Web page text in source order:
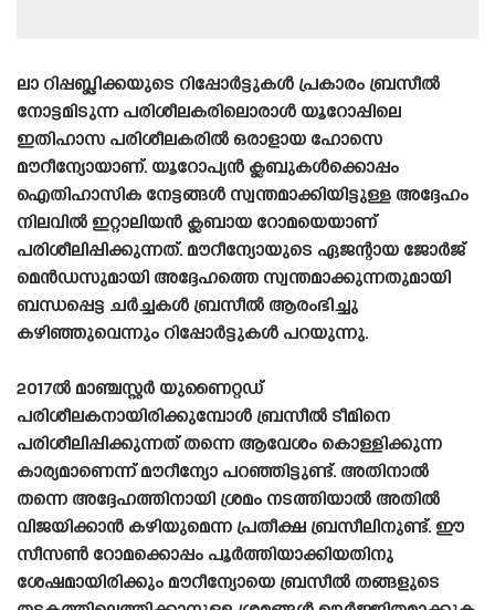
ലാ റിപ്പബ്ലിക്കയുടെ റിപ്പോർട്ടുകൾ പ്രകാരം ബ്രസീൽ
നോട്ടമിടുന്ന പരിശീലകരിലൊരാൾ യൂറോപ്പിലെ
ഇതിഹാസ പരിശീലകരിൽ ഒരാളായ ഹോസെ
മൗറീന്യോയാണ്. യൂറോപ്യൻ ക്ലബുകൾക്കൊപ്പം
ഐതിഹാസിക നേട്ടങ്ങൾ സ്വന്തമാക്കിയിട്ടുള്ള അദ്ദേഹം
നിലവിൽ ഇറ്റാലിയൻ ക്ലബായ റോമയെയാണ്
പരിശീലിപ്പിക്കുന്നത്. മൗറീന്യോയുടെ ഏജന്റായ ജോർജ്‌
മെൻഡസുമായി അദ്ദേഹത്തെ സ്വന്തമാക്കുന്നതുമായി
ബന്ധപ്പെട്ട ചർച്ചകൾ ബ്രസീൽ ആരംഭിച്ചു
കഴിഞ്ഞുവെന്നും റിപ്പോർട്ടുകൾ പറയുന്നു.
2017ൽ മാഞ്ചസ്റ്റർ യുണൈറ്റഡ്
പരിശീലകനായിരിക്കുമ്പോൾ ബ്രസീൽ ടീമിനെ
പരിശീലിപ്പിക്കുന്നത് തന്നെ ആവേശം കൊള്ളിക്കുന്ന
കാര്യമാണെന്ന് മൗറീന്യോ പറഞ്ഞിട്ടുണ്ട്. അതിനാൽ
തന്നെ അദ്ദേഹത്തിനായി ശ്രമം നടത്തിയാൽ അതിൽ
വിജയിക്കാൻ കഴിയുമെന്ന പ്രതീക്ഷ ബ്രസീലിനുണ്ട്. ഈ
സീസൺ റോമക്കൊപ്പം പൂർത്തിയാക്കിയതിനു
ശേഷമായിരിക്കും മൗറീന്യോയെ ബ്രസീൽ തങ്ങളുടെ